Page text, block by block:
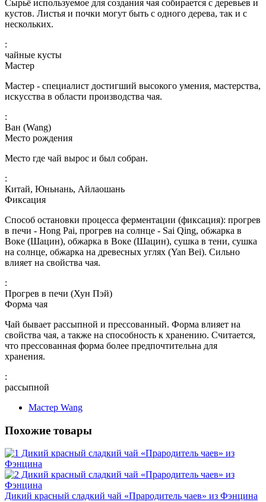
Сырьё используемое для создания чая собирается с деревьев и
кустов. Листья и почки могут быть с одного дерева, так и с
нескольких.
:
чайные кусты
Мастер
Мастер - специалист достигший высокого умения, мастерства,
искусства в области производства чая.
:
Ван (Wang)
Место рождения
Место где чай вырос и был собран.
:
Китай, Юньнань, Айлаошань
Фиксация
Способ остановки процесса ферментации (фиксация): прогрев
в печи - Hong Pai, прогрев на солнце - Sai Qing, обжарка в
Воке (Шацин), обжарка в Воке (Шацин), сушка в тени, сушка
на солнце, обжарка на древесных углях (Yan Bei). Сильно
влияет на свойства чая.
:
Прогрев в печи (Хун Пэй)
Форма чая
Чай бывает рассыпной и прессованный. Форма влияет на
свойства чая, а также на способность к хранению. Считается,
что прессованная форма более предпочтительна для
хранения.
:
рассыпной
Мастер Wang
Похожие товары
Дикий красный сладкий чай «Прародитель чаев» из Фэнцина